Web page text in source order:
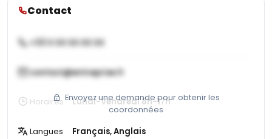
Contact
+33 X XX XX XX XX
contact@entreprise.fr
Envoyez une demande pour obtenir les
coordonnées
Horaires Lundi-Vendredi 8h-17h
Langues Français, Anglais